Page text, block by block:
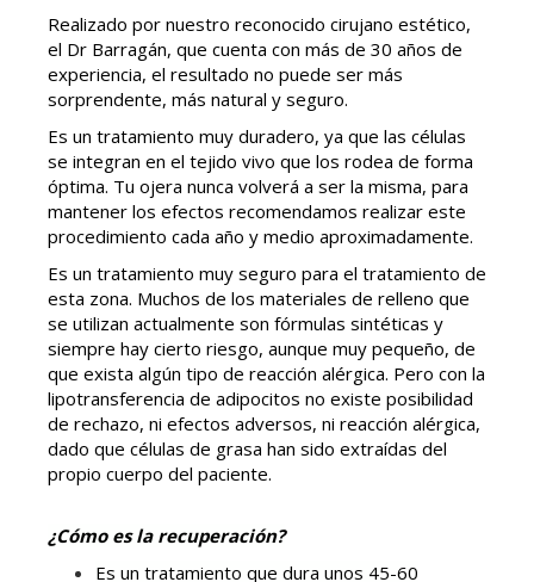
Realizado por nuestro reconocido cirujano estético,
el Dr Barragán, que cuenta con más de 30 años de
experiencia, el resultado no puede ser más
sorprendente, más natural y seguro.
Es un tratamiento muy duradero, ya que las células
se integran en el tejido vivo que los rodea de forma
óptima. Tu ojera nunca volverá a ser la misma, para
mantener los efectos recomendamos realizar este
procedimiento cada año y medio aproximadamente.
Es un tratamiento muy seguro para el tratamiento de
esta zona. Muchos de los materiales de relleno que
se utilizan actualmente son fórmulas sintéticas y
siempre hay cierto riesgo, aunque muy pequeño, de
que exista algún tipo de reacción alérgica. Pero con la
lipotransferencia de adipocitos no existe posibilidad
de rechazo, ni efectos adversos, ni reacción alérgica,
dado que células de grasa han sido extraídas del
propio cuerpo del paciente.
¿Cómo es la recuperación?
Es un tratamiento que dura unos 45-60